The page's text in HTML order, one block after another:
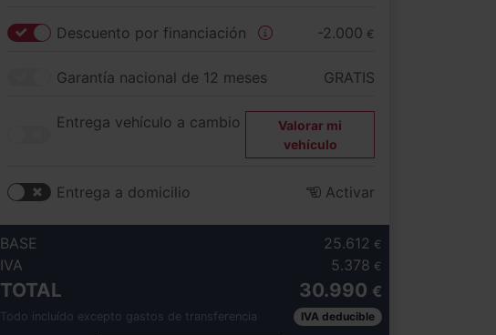
Descuento por financiación -2.000 €
Garantía nacional de 12 meses GRATIS
Entrega vehículo a cambio
Valorar mi
vehículo
Entrega a domicilio Activar
BASE 25.612 €
IVA 5.378 €
TOTAL 30.990 €
Todo incluído excepto gastos de transferencia IVA deducible